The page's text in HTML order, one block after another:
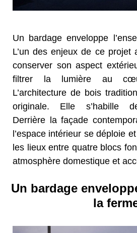
Un bardage enveloppe
L’un des enjeux de ce projet
conserver son aspect
filtrer la lumière au
L’architecture de bois
originale. Elle s’habille
Derrière la façade
l’espace intérieur se déploie
les lieux entre quatre blocs
atmosphère domestique et
Un bardage
la